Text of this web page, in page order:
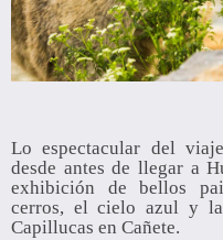
Lo espectacular del
desde antes de llegar a
exhibición de bellos
cerros, el cielo azul y
Capillucas en Cañete.